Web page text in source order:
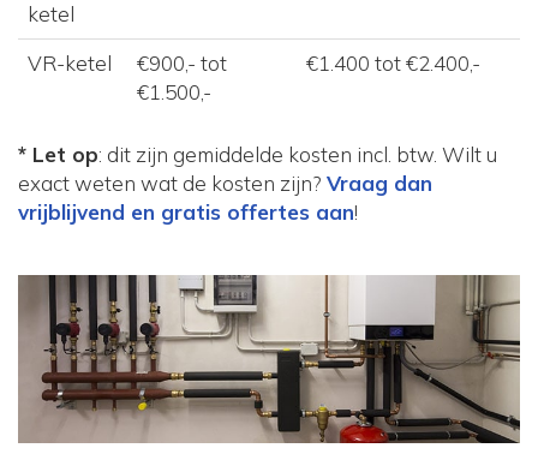
ketel
VR-ketel
€900,- tot
€1.500,-
€1.400 tot €2.400,-
* Let op: dit zijn gemiddelde kosten incl. btw. Wilt u
exact weten wat de kosten zijn? Vraag dan
vrijblijvend en gratis offertes aan!